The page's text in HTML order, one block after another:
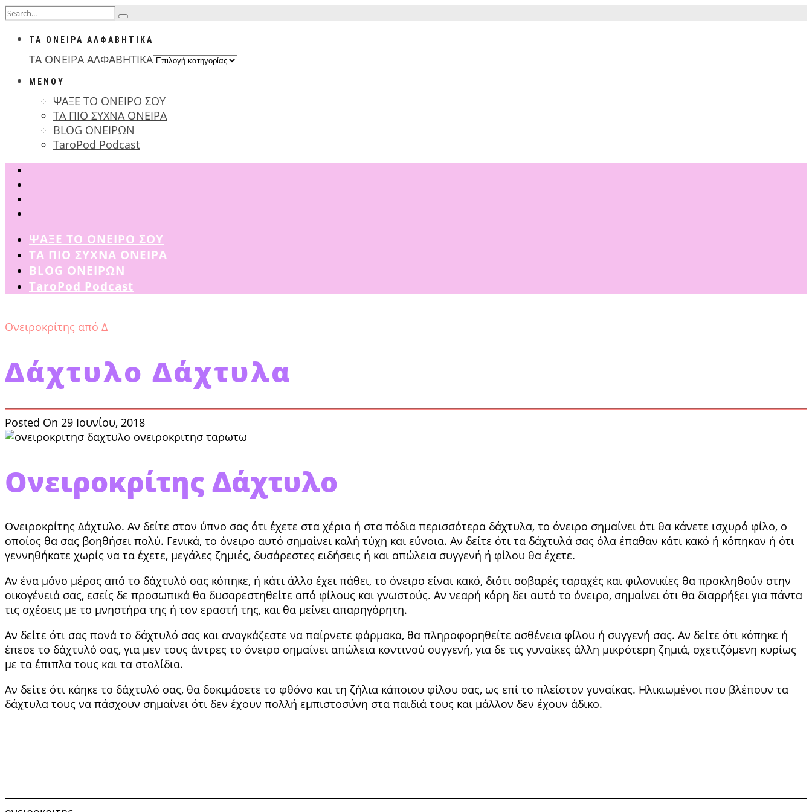
ΤΑ ΟΝΕΙΡΑ ΑΛΦΑΒΗΤΙΚΑ
ΤΑ ΟΝΕΙΡΑ ΑΛΦΑΒΗΤΙΚΑ
ΜΕΝΟΥ
ΨΑΞΕ ΤΟ ΟΝΕΙΡΟ ΣΟΥ
ΤΑ ΠΙΟ ΣΥΧΝΑ ΟΝΕΙΡΑ
BLOG ΟΝΕΙΡΩΝ
TaroPod Podcast
ΨΑΞΕ ΤΟ ΟΝΕΙΡΟ ΣΟΥ
ΤΑ ΠΙΟ ΣΥΧΝΑ ΟΝΕΙΡΑ
BLOG ΟΝΕΙΡΩΝ
TaroPod Podcast
Ονειροκρίτης από Δ
Δάχτυλο Δάχτυλα
Posted On 29 Ιουνίου, 2018
Ονειροκρίτης Δάχτυλο
Ονειροκρίτης Δάχτυλο. Αν δείτε στον ύπνο σας ότι έχετε στα χέρια ή στα πόδια περισσότερα δάχτυλα, το όνειρο σημαίνει ότι θα κάνετε ισχυρό φίλο, ο
οποίος θα σας βοηθήσει πολύ. Γενικά, το όνειρο αυτό σημαίνει καλή τύχη και εύνοια. Αν δείτε ότι τα δάχτυλά σας όλα έπαθαν κάτι κακό ή κόπη­καν ή ότι
γεννηθήκατε χωρίς να τα έχετε, μεγά­λες ζημιές, δυσάρεστες ειδήσεις ή και απώλεια συγγενή ή φίλου θα έχετε.
Αν ένα μόνο μέρος από το δάχτυλό σας κόπηκε, ή κάτι άλλο έχει πάθει, το όνειρο είναι κακό, διότι σοβαρές ταραχές και φι­λονικίες θα προκληθούν στην
οικογένειά σας, εσείς δε προσωπικά θα δυσαρεστηθείτε από φί­λους και γνωστούς. Αν νεαρή κόρη δει αυτό το όνειρο, σημαίνει ότι θα διαρρήξει για πάντα
τις σχέσεις με το μνηστήρα της ή τον εραστή της, και θα μείνει απαρηγόρητη.
Αν δείτε ότι σας πονά το δάχτυλό σας και αναγκάζεστε να παίρνετε φάρμακα, θα πληροφορηθείτε ασθένεια φίλου ή συγγενή σας. Αν δείτε ότι κόπηκε ή
έπεσε το δά­χτυλό σας, για μεν τους άντρες το όνειρο σημαί­νει απώλεια κοντινού συγγενή, για δε τις γυναί­κες άλλη μικρότερη ζημιά, σχετιζόμενη κυρίως
με τα έπιπλα τους και τα στολίδια.
Αν δείτε ότι κάηκε το δάχτυλό σας, θα δοκιμάσετε το φθόνο και τη ζήλια κάποιου φίλου σας, ως επί το πλεί­στον γυναίκας. Ηλικιωμένοι που βλέπουν τα
δά­χτυλα τους να πάσχουν σημαίνει ότι δεν έχουν πολλή εμπιστοσύνη στα παιδιά τους και μάλλον δεν έχουν άδικο.